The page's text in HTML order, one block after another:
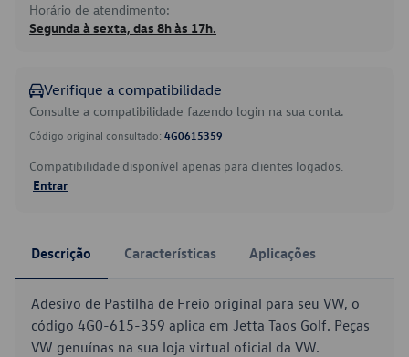
Horário de atendimento:
Segunda à sexta, das 8h às 17h.
Verifique a compatibilidade
Consulte a compatibilidade fazendo login na sua conta.
Código original consultado: 4G0615359
Compatibilidade disponível apenas para clientes logados.
Entrar
Descrição Características Aplicações
Adesivo de Pastilha de Freio original para seu VW, o
código 4G0-615-359 aplica em Jetta Taos Golf. Peças
VW genuínas na sua loja virtual oficial da VW.